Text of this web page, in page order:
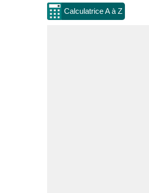
Calculatrice A à Z